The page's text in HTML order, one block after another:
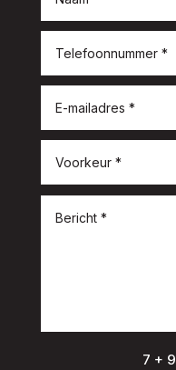
7 + 9